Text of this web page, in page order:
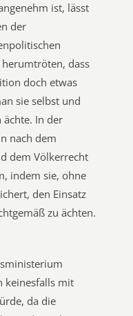
ist, lässt
der
herumtröten, dass
doch etwas
sie selbst und
ächte. In der
nach dem
dem Völkerrecht
indem sie, ohne
den Einsatz
zu ächten.
keinesfalls mit
da die